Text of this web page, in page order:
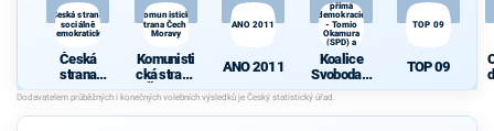
Česká strana
sociálně
demokratická
Česká
strana
sociálně
demokrati
cká
Komunistická
strana Čech a
Moravy
Komunisti
cká strana
Čech a
Moravy
ANO 2011
ANO 2011
přímá
demokracie
- Tomio
Okamura
(SPD) a
Strana Práv
Občanů
Koalice
Svoboda a
přímá
demokraci
e - Tomio
TOP 09
TOP 09